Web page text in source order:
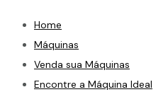
Home
Máquinas
Venda sua Máquinas
Encontre a Máquina Ideal